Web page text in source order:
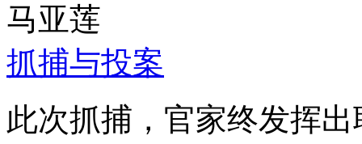
马亚莲
抓捕与投案
此次抓捕，官家终发挥